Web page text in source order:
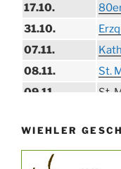
17.10.
31.10.
07.11.
08.11.
St.
09.11.
St.
11.11.
14.11.
WIEHLER